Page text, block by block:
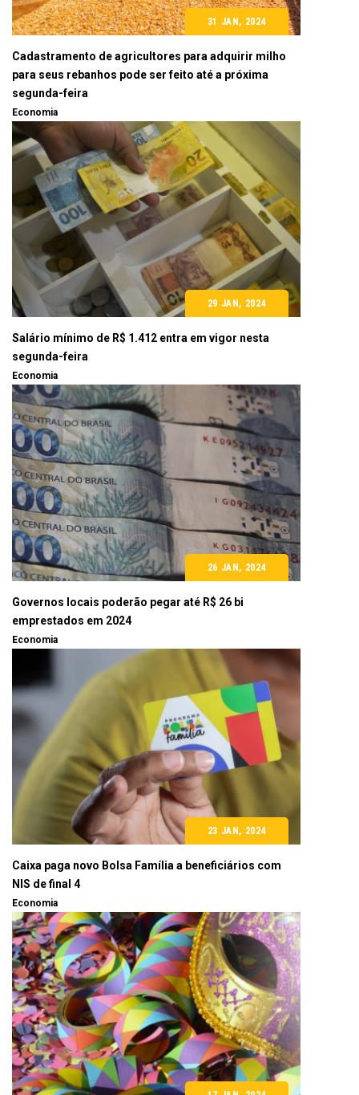
31 JAN, 2024
Cadastramento de agricultores para adquirir milho
para seus rebanhos pode ser feito até a próxima
segunda-feira
Economia
29 JAN, 2024
Salário mínimo de R$ 1.412 entra em vigor nesta
segunda-feira
Economia
26 JAN, 2024
Governos locais poderão pegar até R$ 26 bi
emprestados em 2024
Economia
23 JAN, 2024
Caixa paga novo Bolsa Família a beneficiários com
NIS de final 4
Economia